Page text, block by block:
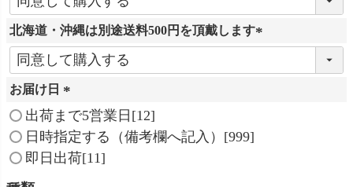
必
)
北海道・沖縄は別途送料500円を頂戴します
必
お届け日
(
必
須
)
出荷まで5営業日[12]
日時指定する（備考欄へ記入）[999]
即日出荷[11]